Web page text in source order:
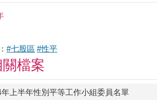
#七股區 #性平
檔案
年上半年性別平等工作小組委員名單